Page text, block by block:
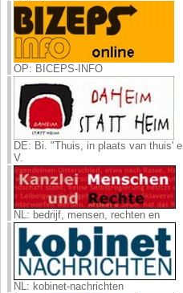
OP: BICEPS-INFO
DE: Bi. "Thuis, in plaats van thuis' e.
V.
NL: bedrijf, mensen, rechten en
NL: kobinet-nachrichten